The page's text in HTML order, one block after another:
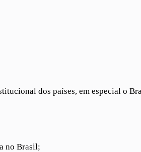
dos países, em especial o
no Brasil;